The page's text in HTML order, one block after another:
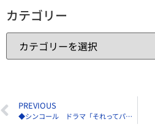
カテゴリー
PREVIOUS
◆シンコール ドラマ「それってパクリじゃないですか？」に美術協力